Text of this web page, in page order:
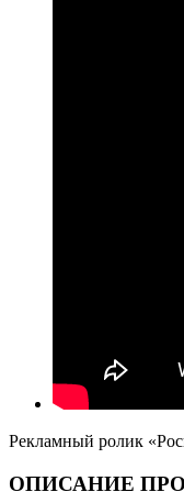
Рекламный ролик
ОПИСАНИЕ